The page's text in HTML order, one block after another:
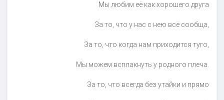
Мы любим её как хорошего друга
За то, что у нас с нею всё сообща,
За то, что когда нам приходится туго,
Мы можем всплакнуть у родного плеча.
За то, что всегда без утайки и прямо